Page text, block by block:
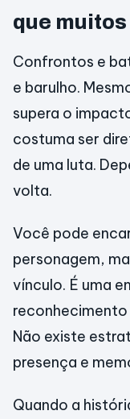
que
Confrontos e
e barulho.
supera o
costuma ser
de uma luta.
volta.
Você pode
personagem,
vínculo. É uma
reconhecimento
Não existe
presença e
Quando a